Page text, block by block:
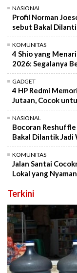
NASIONAL
Profil Norman
sebut Bakal
KOMUNITAS
4 Shio yang
2026: Segalanya
GADGET
4 HP Redmi
Jutaan, Cocok
NASIONAL
Bocoran
Bakal Dilantik Jadi
KOMUNITAS
Jalan Santai
Lokal yang
Terkini